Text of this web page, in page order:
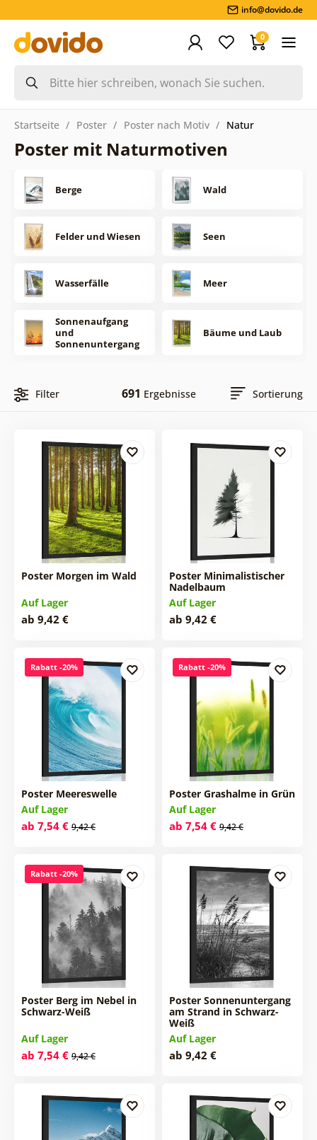
info@dovido.de
0
Startseite Poster Poster nach Motiv Natur
Poster mit Naturmotiven
Berge Wald
Felder und Wiesen Seen
Wasserfälle Meer
Sonnenaufgang
und
Sonnenuntergang
Bäume und Laub
Filter 691 Ergebnisse Sortierung
Poster Morgen im Wald
Auf Lager
ab 9,42 €
Poster Minimalistischer
Nadelbaum
Auf Lager
ab 9,42 €
Rabatt -20%
Poster Meereswelle
Auf Lager
ab 7,54 € 9,42 €
Rabatt -20%
Poster Grashalme in Grün
Auf Lager
ab 7,54 € 9,42 €
Rabatt -20%
Poster Berg im Nebel in
Schwarz-Weiß
Auf Lager
ab 7,54 € 9,42 €
Poster Sonnenuntergang
am Strand in Schwarz-
Weiß
Auf Lager
ab 9,42 €